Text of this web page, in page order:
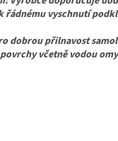
řádnému vyschnutí
přilnavost
včetně vodou